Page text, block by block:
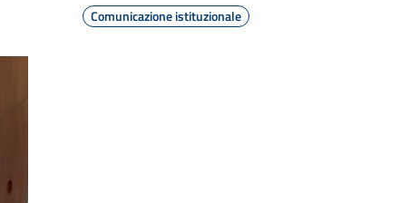
Comunicazione istituzionale